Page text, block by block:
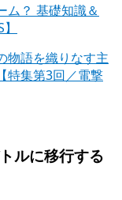
ム？ 基礎知識＆
物語を織りなす主
特集第3回／電撃
ルに移行する